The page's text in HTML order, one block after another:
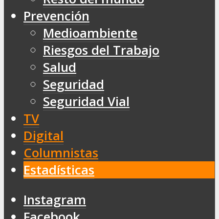
Prevención
Medioambiente
Riesgos del Trabajo
Salud
Seguridad
Seguridad Vial
TV
Digital
Columnistas
Estadísticas
Instagram